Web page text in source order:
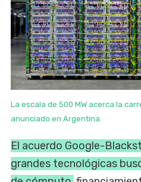
La escala de 500 MW acerca la
anunciado en Argentina.
El acuerdo Google-
grandes tecnológicas